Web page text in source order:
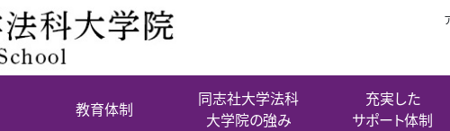
教育体制
同志社大学法科
大学院の強み
充実した
サポート体制